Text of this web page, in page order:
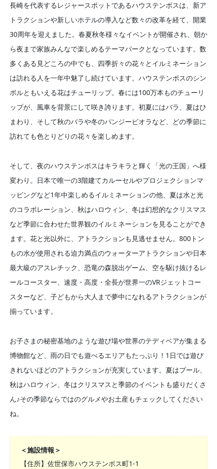
長崎を代表するレジャースポットであるハウステンボスは、新ア
トラクションや新しいホテルの導入など数々の改革を経て、開業
30周年を迎えました。春夏秋冬様々なイベントが開催され、朝か
ら夜まで家族みんなで楽しめるテーマパークとなっています。数
多くある見どころの中でも、四季折々の花々とイルミネーション
は訪れる人を一年中魅了し続けています。ハウステンボスのシン
ボルともいえる花はチューリップ。春には100万本ものチューリ
ップが、風車を背景にして咲き誇ります。初夏にはバラ、夏はひ
まわり、そして秋のバラや冬のパンジービオラなど、どの季節に
訪れても色とりどりの花々を楽しめます。
そして、夜のハウステンボスはキラキラと輝く「光の王国」へ様
変わり。日本で唯一の3階建てカルーセルやプロジェクションマ
ッピングなど1年中楽しめるイルミネーションの他、夏は水と光
のコラボレーション、秋はハロウィン、冬は幻想的なクリスマス
など季節に合わせた世界観のイルミネーションを見ることができ
ます。花と光以外に、アトラクションも見逃せません。800トン
もの水が使用される迫力満点のウォーターアトラクションや日本
最大級のアスレチック、恐竜の森脱出ゲーム、空を駆け抜けるレ
ールコースター、速度・高度・全長が世界一のVRジェットコー
スターなど、子どもから大人まで夢中になれるアトラクションが
揃っています。
お子さまの秘密基地のような遊び場や世界のテディベアが集まる
博物館など、雨の日でも遊べるエリアもたっぷり！1日では遊び
きれないほどのアトラクションが充実しています。夏はプール、
秋はハロウィン、冬はクリスマスと季節のイベントも盛りだくさ
ん♪その季節ならではのグルメやお土産もチェックしてください
ね。
＜施設情報＞
【住所】佐世保市ハウステンボス町1-1